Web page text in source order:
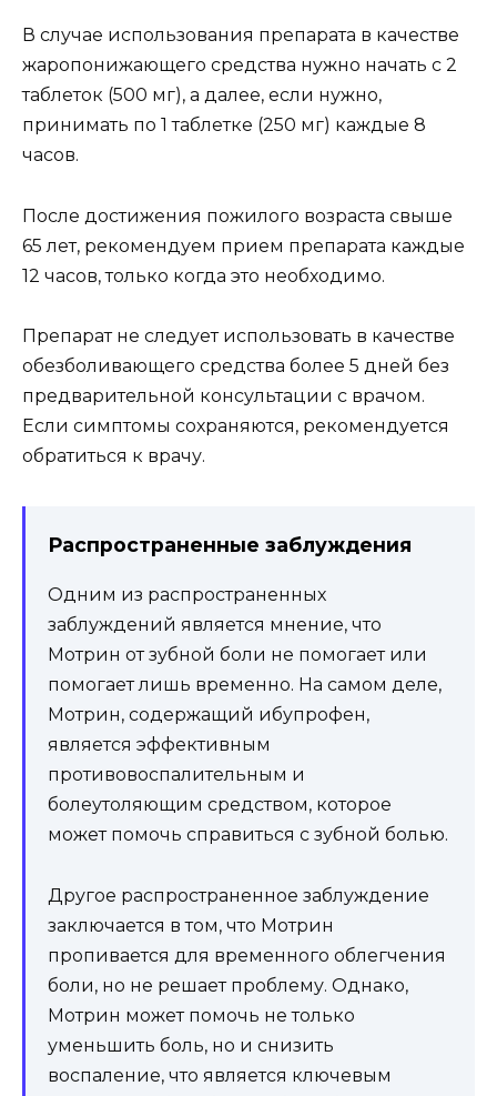
В случае использования препарата в качестве
жаропонижающего средства нужно начать с 2
таблеток (500 мг), а далее, если нужно,
принимать по 1 таблетке (250 мг) каждые 8
часов.
После достижения пожилого возраста свыше
65 лет, рекомендуем прием препарата каждые
12 часов, только когда это необходимо.
Препарат не следует использовать в качестве
обезболивающего средства более 5 дней без
предварительной консультации с врачом.
Если симптомы сохраняются, рекомендуется
обратиться к врачу.
Распространенные заблуждения
Одним из распространенных
заблуждений является мнение, что
Мотрин от зубной боли не помогает или
помогает лишь временно. На самом деле,
Мотрин, содержащий ибупрофен,
является эффективным
противовоспалительным и
болеутоляющим средством, которое
может помочь справиться с зубной болью.
Другое распространенное заблуждение
заключается в том, что Мотрин
пропивается для временного облегчения
боли, но не решает проблему. Однако,
Мотрин может помочь не только
уменьшить боль, но и снизить
воспаление, что является ключевым